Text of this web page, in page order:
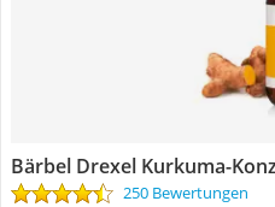
Bärbel Drexel Kurkuma-
250 Bewertungen